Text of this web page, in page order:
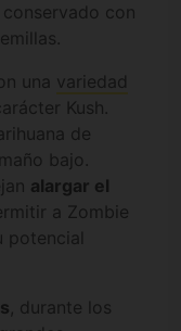
con
una variedad
Kush.
de
bajo.
alargar el
a Zombie
potencial
, durante los